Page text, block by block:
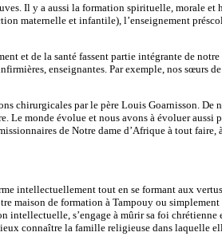
Il y a aussi la formation spirituelle, morale et
maternelle et infantile), l’enseignement
et de la santé fassent partie intégrante de
enseignantes. Par exemple, nos sœurs
chirurgicales par le père Louis Goarnisson. De
Le monde évolue et nous avons à évoluer aussi
de Notre dame d’Afrique à tout faire,
intellectuellement tout en se formant aux
maison de formation à Tampouy ou
s’engage à mûrir sa foi chrétienne
connaître la famille religieuse dans laquelle